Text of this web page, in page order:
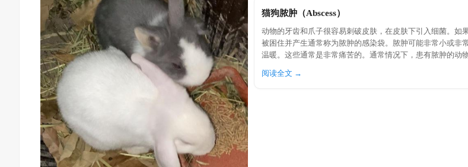
猫狗脓肿（Abscess）
动物的牙齿和爪子很容易刺破皮肤，在皮肤下引入细菌。如
被困住并产生通常称为脓肿的感染袋。脓肿可能非常小或非
温暖。这些通常是非常痛苦的。通常情况下，患有脓肿的动
阅读全文 →